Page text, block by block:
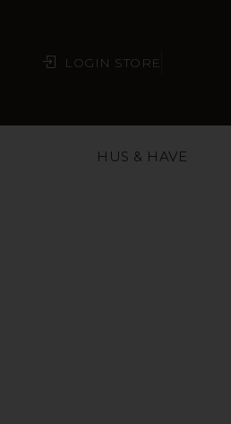
LOGIN STORE
HUS & HAVE